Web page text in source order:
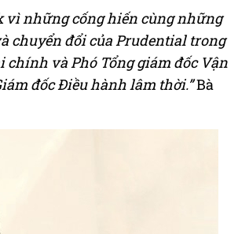
vì những cống hiến cùng những
chuyển đổi của Prudential trong
và Phó Tổng giám đốc Vận
đốc Điều hành lâm thời.”Bà